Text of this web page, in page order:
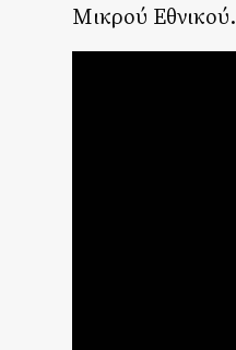
Μικρού Εθνικού.